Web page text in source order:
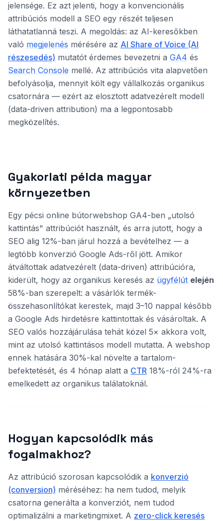
jelensége. Ez azt jelenti, hogy a konvencionális
attribúciós modell a SEO egy részét teljesen
láthatatlanná teszi. A megoldás: az AI-keresőkben
való megjelenés mérésére az AI Share of Voice (AI
részesedés) mutatót érdemes bevezetni a GA4 és
Search Console mellé. Az attribúciós vita alapvetően
befolyásolja, mennyit költ egy vállalkozás organikus
csatornára — ezért az elosztott adatvezérelt modell
(data-driven attribution) ma a legpontosabb
megközelítés.
Gyakorlati példa magyar
környezetben
Egy pécsi online bútorwebshop GA4-ben „utolsó
kattintás" attribúciót használt, és arra jutott, hogy a
SEO alig 12%-ban járul hozzá a bevételhez — a
legtöbb konverzió Google Ads-ről jött. Amikor
átváltottak adatvezérelt (data-driven) attribúcióra,
kiderült, hogy az organikus keresés az ügyfélút elején
58%-ban szerepelt: a vásárlók termék-
összehasonlítókat kerestek, majd 3–10 nappal később
a Google Ads hirdetésre kattintottak és vásároltak. A
SEO valós hozzájárulása tehát közel 5× akkora volt,
mint az utolsó kattintásos modell mutatta. A webshop
ennek hatására 30%-kal növelte a tartalom-
befektetését, és 4 hónap alatt a CTR 18%-ról 24%-ra
emelkedett az organikus találatoknál.
Hogyan kapcsolódik más
fogalmakhoz?
Az attribúció szorosan kapcsolódik a konverzió
(conversion) méréséhez: ha nem tudod, melyik
csatorna generálta a konverziót, nem tudod
optimalizálni a marketingmixet. A zero-click keresés